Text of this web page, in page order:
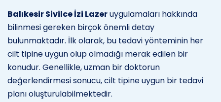
Balıkesir Sivilce İzi Lazeruygulamaları hakkında
bilinmesi gereken birçok önemli detay
bulunmaktadır. İlk olarak, bu tedavi yönteminin her
cilt tipine uygun olup olmadığı merak edilen bir
konudur. Genellikle, uzman bir doktorun
değerlendirmesi sonucu, cilt tipine uygun bir tedavi
planı oluşturulabilmektedir.